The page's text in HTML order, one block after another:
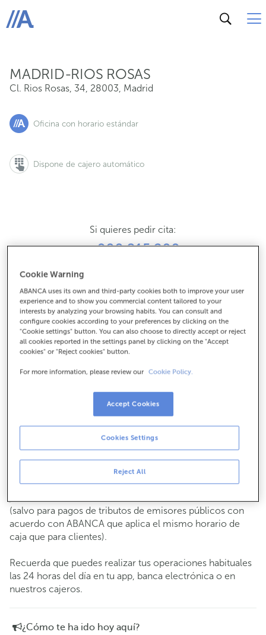
ABANCA
MADRID-RIOS ROSAS
Cl. Rios Rosas, 34, 28003, Madrid
Oficina con horario estándar
Dispone de cajero automático
Si quieres pedir cita:
900 815 200
910900785
Cómo llegar
Gestiones comerciales
8:15 a 14:00.
cita previay te atenderemos el día y hora
Operaciones con efectivo
Clientes: de lunes a viernes de 8:15 a 11:00
Si no eres cliente, el horario de caja será losmartes y
(salvo para pagos de tributos de emisores públicos con
acuerdo con ABANCA que aplica el mismo horario de
caja que para clientes).
Recuerda que puedes realizar tus operaciones habituales
las 24 horas del día en tu app, banca electrónica o en
nuestros cajeros.
¿Cómo te ha ido hoy aquí?
Cookie Warning
ABANCA uses its own and third-party cookies both to improve your user
experience and to show you commercial content tailored to your
interests by analyzing your browsing habits. You can consult and
configure cookies according to your preferences by clicking on the
"Cookie settings" button. You can also choose to directly accept or reject
all cookies reported in the settings panel by clicking on the "Accept
cookies" or "Reject cookies" button.
For more information, please review our Cookie Policy.
Reject All
Cookies Settings
Accept Cookies
Cl. Rios Rosas, 34, 28003, Madrid